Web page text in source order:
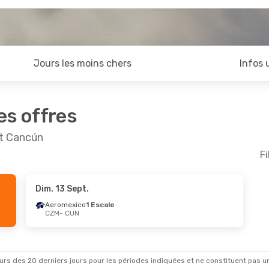
Jours les moins chers Infos
offres
Cancún
Dim. 13 Sept.
Aeromexico1 Escale
CZM- CUN
des 20 derniers jours pour les périodes indiquées et ne constituent pas